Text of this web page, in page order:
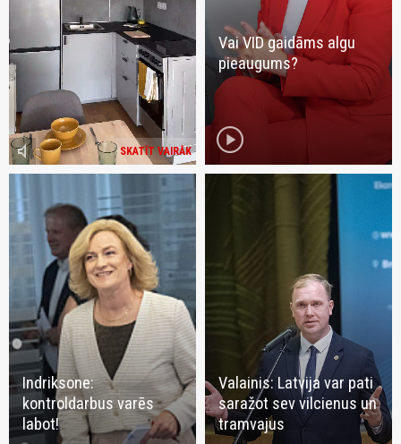
SKATĪT VAIRĀK
volume_mute
Vai VID gaidāms algu
pieaugums?
play_circle
Indriksone:
kontroldarbus varēs
labot!
Valainis: Latvija var pati
saražot sev vilcienus un
tramvajus